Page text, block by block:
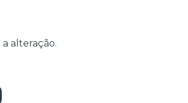
alteração.